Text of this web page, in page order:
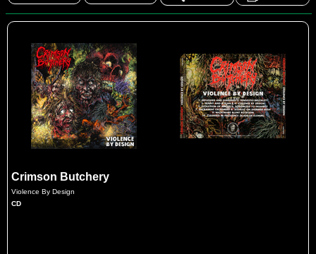
Crimson Butchery
Violence By Design
CD